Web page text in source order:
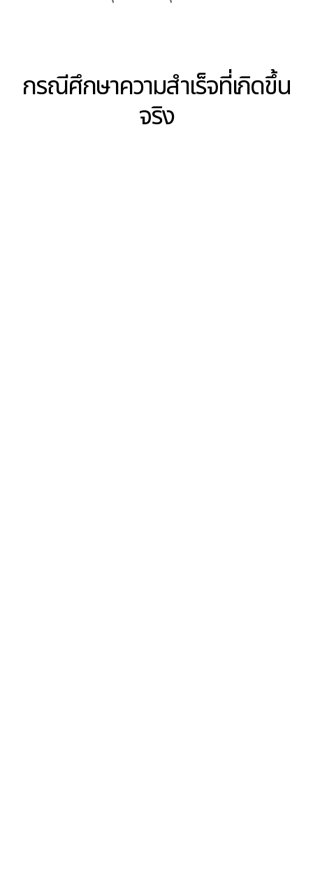
เป็นการทำความเข้าใจข้อมูลอย่างลึกซึ้ง ซึ่งหมายถึง
การบูรณาการข้อมูลจากแหล่งต่างๆ เข้าด้วยกัน
การวิเคราะห์ข้อมูลในบริบทที่กว้างขึ้น และการใช้